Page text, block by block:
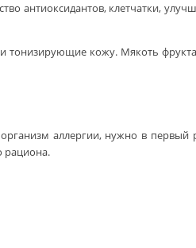
антиоксидантов, клетчатки,
тонизирующие кожу. Мякоть
аллергии, нужно в
рациона.